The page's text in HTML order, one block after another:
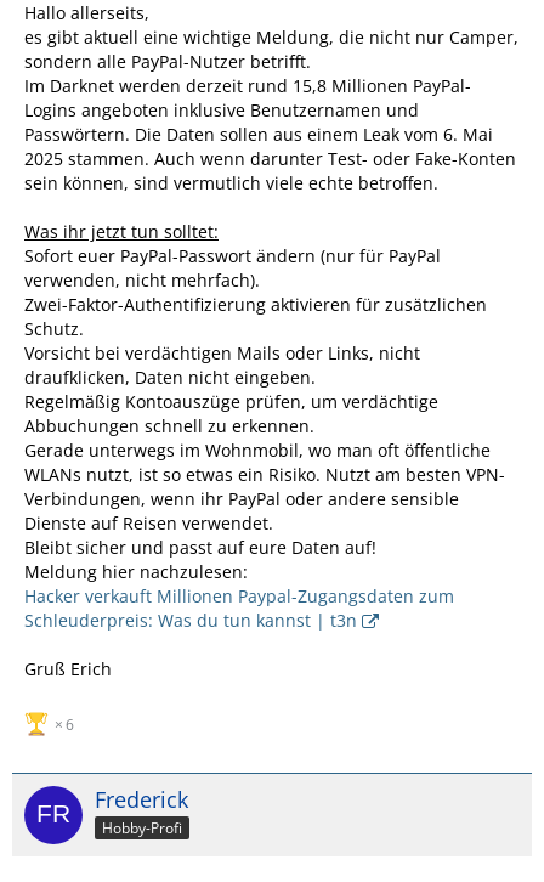
Hallo allerseits,
es gibt aktuell eine wichtige Meldung, die nicht nur Camper,
sondern alle PayPal-Nutzer betrifft.
Im Darknet werden derzeit rund 15,8 Millionen PayPal-
Logins angeboten inklusive Benutzernamen und
Passwörtern. Die Daten sollen aus einem Leak vom 6. Mai
2025 stammen. Auch wenn darunter Test- oder Fake-Konten
sein können, sind vermutlich viele echte betroffen.
Was ihr jetzt tun solltet:
Sofort euer PayPal-Passwort ändern (nur für PayPal
verwenden, nicht mehrfach).
Zwei-Faktor-Authentifizierung aktivieren für zusätzlichen
Schutz.
Vorsicht bei verdächtigen Mails oder Links, nicht
draufklicken, Daten nicht eingeben.
Regelmäßig Kontoauszüge prüfen, um verdächtige
Abbuchungen schnell zu erkennen.
Gerade unterwegs im Wohnmobil, wo man oft öffentliche
WLANs nutzt, ist so etwas ein Risiko. Nutzt am besten VPN-
Verbindungen, wenn ihr PayPal oder andere sensible
Dienste auf Reisen verwendet.
Bleibt sicher und passt auf eure Daten auf!
Meldung hier nachzulesen:
Hacker verkauft Millionen Paypal-Zugangsdaten zum
Schleuderpreis: Was du tun kannst | t3n
Gruß Erich
6
Frederick
Hobby-Profi